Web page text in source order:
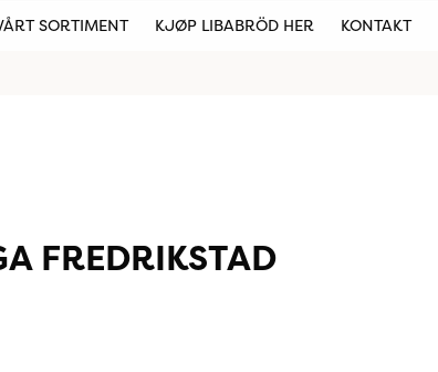
SORTIMENT KJØP LIBABRÖD HER KONTAKT
FREDRIKSTAD